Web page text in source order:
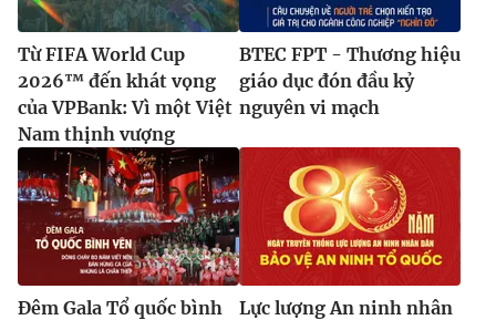
Từ FIFA World Cup
2026™ đến khát vọng
của VPBank: Vì một Việt
Nam thịnh vượng
BTEC FPT - Thương hiệu
giáo dục đón đầu kỷ
nguyên vi mạch
Đêm Gala Tổ quốc bình
Lực lượng An ninh nhân